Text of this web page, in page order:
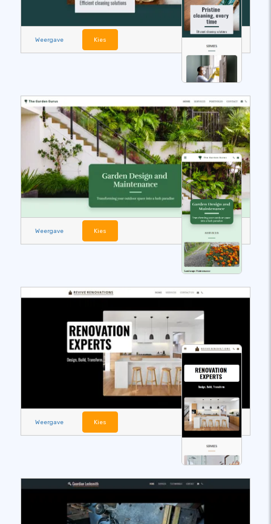
Weergave Kies
Weergave Kies
Weergave Kies